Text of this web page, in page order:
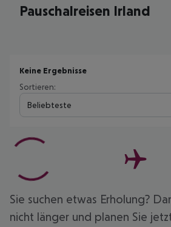
Pauschalreisen Irland
Keine Ergebnisse
Sortieren:
Beliebteste
Sie suchen etwas Erholung?
nicht länger und planen Sie